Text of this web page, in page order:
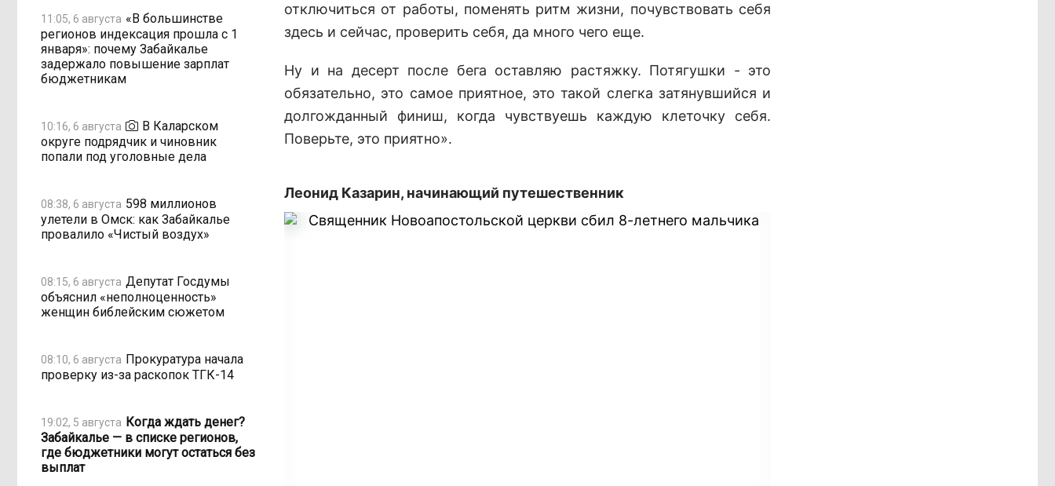
11:05, 6 августа «В большинстве
регионов индексация прошла с 1
января»: почему Забайкалье
задержало повышение зарплат
бюджетникам
10:16, 6 августа
В Каларском
округе подрядчик и чиновник
попали под уголовные дела
08:38, 6 августа 598 миллионов
улетели в Омск: как Забайкалье
провалило «Чистый воздух»
08:15, 6 августа Депутат Госдумы
объяснил «неполноценность»
женщин библейским сюжетом
08:10, 6 августа Прокуратура начала
проверку из-за раскопок ТГК-14
19:02, 5 августа Когда ждать денег?
Забайкалье — в списке регионов,
где бюджетники могут остаться без
выплат
отключиться от работы, поменять ритм жизни, почувствовать себя
здесь и сейчас, проверить себя, да много чего еще.
Ну и на десерт после бега оставляю растяжку. Потягушки - это
обязательно, это самое приятное, это такой слегка затянувшийся и
долгожданный финиш, когда чувствуешь каждую клеточку себя.
Поверьте, это приятно».
Леонид Казарин, начинающий путешественник